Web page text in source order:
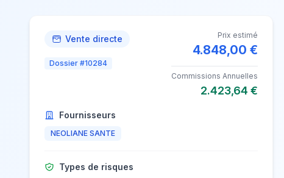
Vente directe
Dossier #10284
Prix estimé
4.848,00 €
Commissions Annuelles
2.423,64 €
Fournisseurs
NEOLIANE SANTE
Types de risques